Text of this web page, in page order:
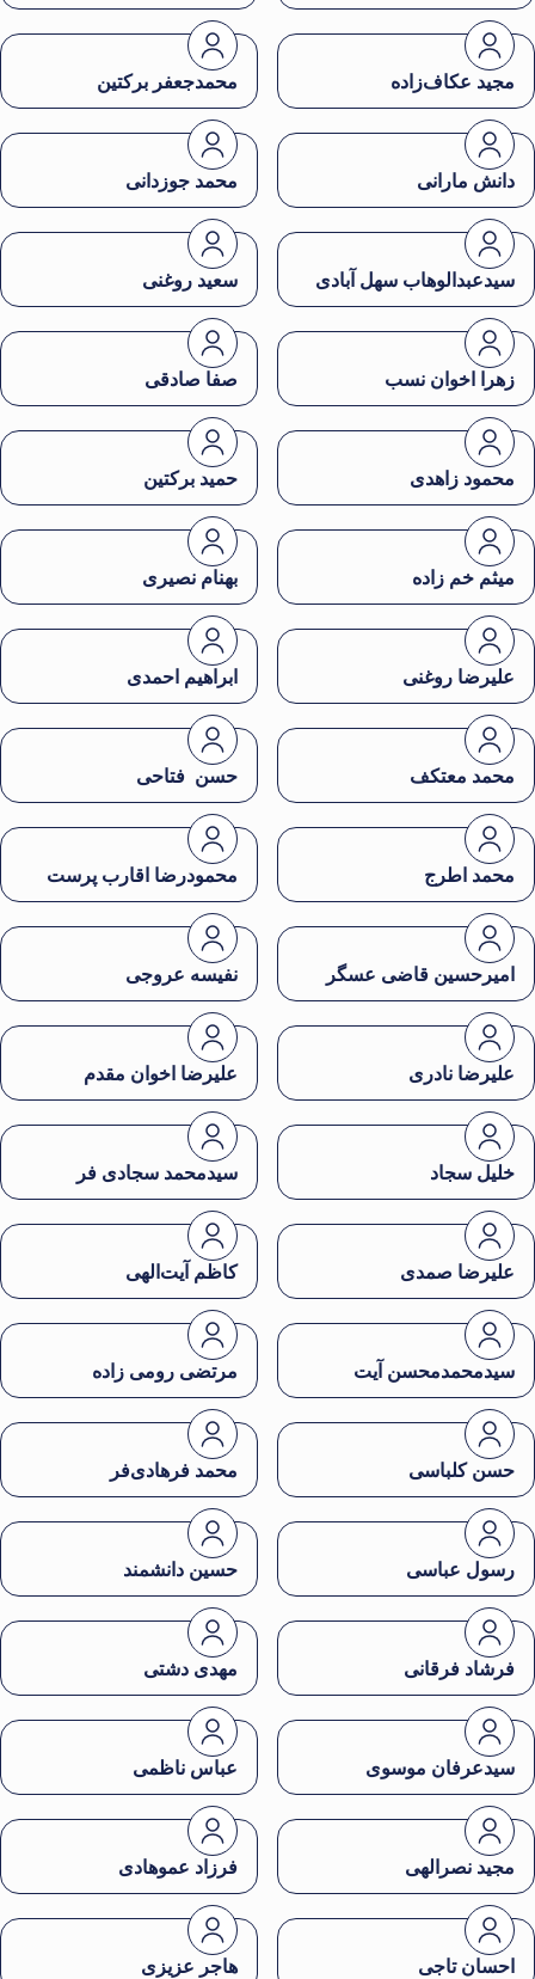
مجید عکاف‌زاده محمدجعفر برکتین
دانش مارانی محمد جوزدانی
سیدعبدالوهاب سهل آبادی سعید روغنی
زهرا اخوان نسب صفا صادقی
محمود زاهدی حمید برکتین
میثم خم زاده بهنام نصیری
علیرضا روغنی ابراهیم احمدی
محمد معتکف حسن فتاحی
محمد اطرج محمودرضا اقارب پرست
امیرحسین قاضی عسگر نفیسه عروجی
علیرضا نادری علیرضا اخوان مقدم
خلیل سجاد سیدمحمد سجادی فر
علیرضا صمدی کاظم آیت‌الهی
سیدمحمدمحسن آیت مرتضی رومی زاده
حسن کلباسی محمد فرهادی‌فر
رسول عباسی حسین دانشمند
فرشاد فرقانی مهدی دشتی
سیدعرفان موسوی عباس ناظمی
مجید نصرالهی فرزاد عموهادی
احسان تاجی هاجر عزیزی